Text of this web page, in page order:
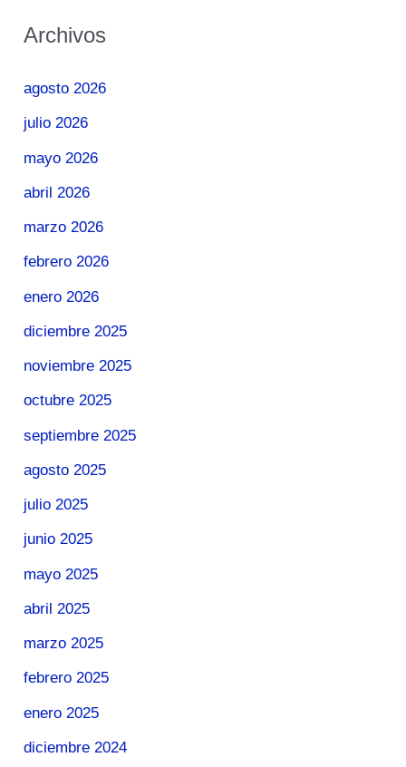
Archivos
agosto 2026
julio 2026
mayo 2026
abril 2026
marzo 2026
febrero 2026
enero 2026
diciembre 2025
noviembre 2025
octubre 2025
septiembre 2025
agosto 2025
julio 2025
junio 2025
mayo 2025
abril 2025
marzo 2025
febrero 2025
enero 2025
diciembre 2024